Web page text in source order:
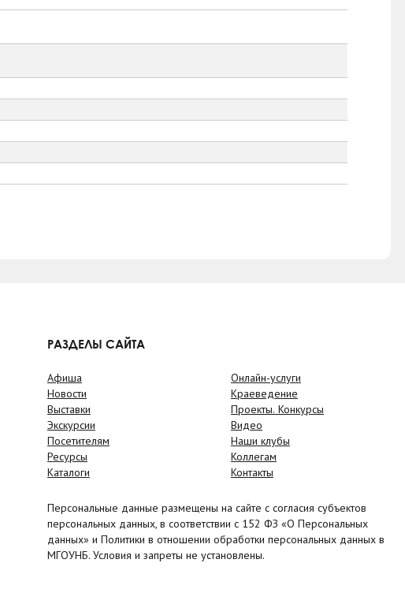
РАЗДЕЛЫ САЙТА
Афиша
Новости
Выставки
Экскурсии
Посетителям
Ресурсы
Каталоги
Онлайн-услуги
Краеведение
Проекты. Конкурсы
Видео
Наши клубы
Коллегам
Контакты
Персональные данные размещены на сайте с согласия субъектов
персональных данных, в соответствии с 152 ФЗ «О Персональных
данных» и Политики в отношении обработки персональных данных в
МГОУНБ. Условия и запреты не установлены.